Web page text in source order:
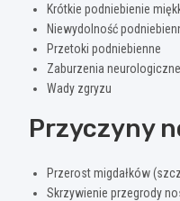
Krótkie podniebienie
Niewydolność
Przetoki podniebienne
Zaburzenia
Wady zgryzu
Przyczyny
Przerost migdałków
Skrzywienie przegrody